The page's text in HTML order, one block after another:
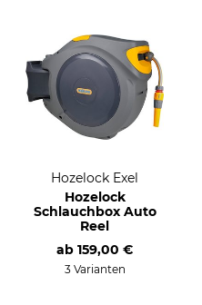
Hozelock Exel
Hozelock
Schlauchbox Auto
Reel
ab 159,00 €
3 Varianten